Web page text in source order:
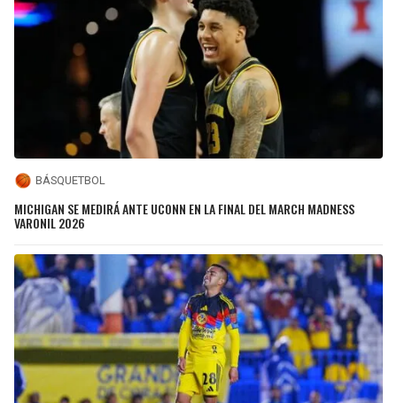
BÁSQUETBOL
MICHIGAN SE MEDIRÁ ANTE UCONN EN LA FINAL DEL MARCH MADNESS
VARONIL 2026